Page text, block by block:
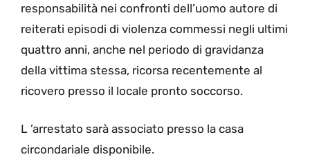
responsabilità nei confronti dell’uomo autore di
reiterati episodi di violenza commessi negli ultimi
quattro anni, anche nel periodo di gravidanza
della vittima stessa, ricorsa recentemente al
ricovero presso il locale pronto soccorso.
L ’arrestato sarà associato presso la casa
circondariale disponibile.